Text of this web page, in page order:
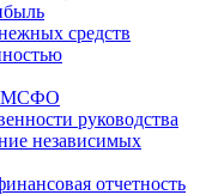
средств
МСФО
руководства
независимых
отчетность